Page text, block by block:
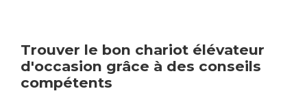
Trou­ver le bon cha­riot élé­va­teur
d'oc­ca­sion grâce à des conseils
com­pé­tents